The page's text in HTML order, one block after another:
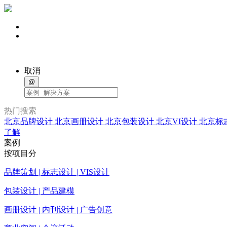
取消
@
热门搜索
北京品牌设计 北京画册设计 北京包装设计 北京VI设计 北京标
了解
案例
按项目分
品牌策划 | 标志设计 | VIS设计
包装设计 | 产品建模
画册设计 | 内刊设计 | 广告创意